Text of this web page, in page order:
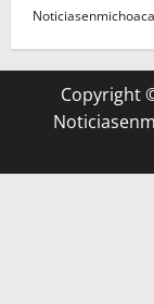
Copyright